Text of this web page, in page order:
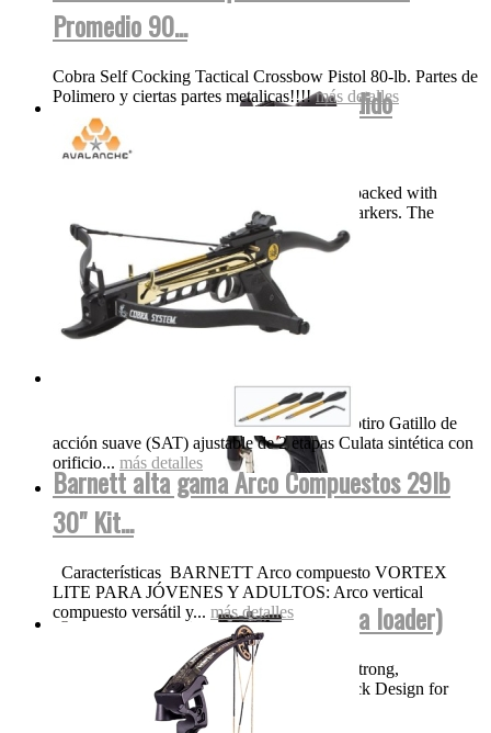
DYE Proto Rize Maxxed Bajo Pedido
Speedball
Description DYE’s Proto Rize MaXXed is packed with
features normally only found on high end markers. The
Precision True Bore...
más detalles
BT TM15 NEGRA FUL AUTO (para loader)
Product Features High Performance, Ultra Strong,
Lightweight Magnesium Body Bolt Out Back Design for
Easy Cleaning and...más detalles
Gamo Whisper Silent Cat Breakbarrel Monotiro Gatillo de
acción suave (SAT) ajustable de 2 etapas Culata sintética con
orificio... más detalles
Promedio 90...
Cobra Self Cocking Tactical Crossbow Pistol 80-lb. Partes de
Polimero y ciertas partes metalicas!!!!más detalles
Barnett alta gama Arco Compuestos 29lb
30" Kit...
Características BARNETT Arco compuesto VORTEX
LITE PARA JÓVENES Y ADULTOS: Arco vertical
compuesto versátil y... más detalles